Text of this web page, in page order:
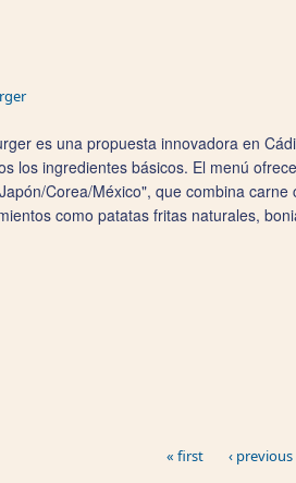
es una propuesta innovadora en
los ingredientes básicos. El menú
Corea/México", que combina
como patatas fritas naturales,
« first ‹ previous